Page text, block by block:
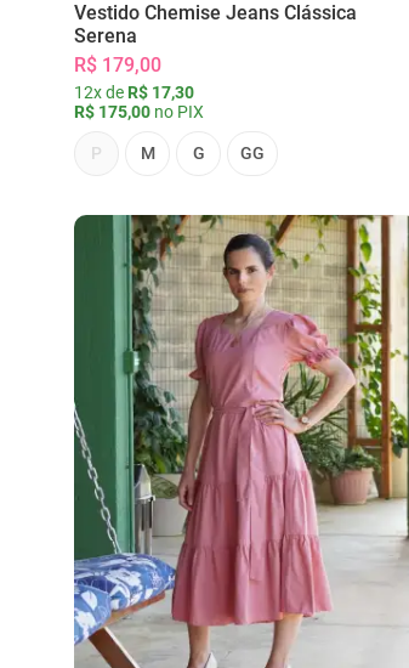
Vestido Chemise Jeans Clássica
Serena
R$ 179,00
12x de R$ 17,30
R$ 175,00 no PIX
P M G GG